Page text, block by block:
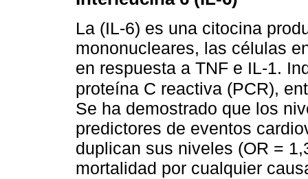
La (IL-6) es una citocina
mononucleares, las células
en respuesta a TNF e IL-1.
proteína C reactiva (PCR),
Se ha demostrado que los
predictores de eventos
duplican sus niveles (OR =
mortalidad por cualquier